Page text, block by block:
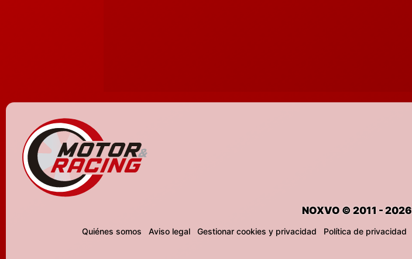
NOXVO © 2011 - 2026
Quiénes somos Aviso legal Gestionar cookies y privacidad Política de privacidad